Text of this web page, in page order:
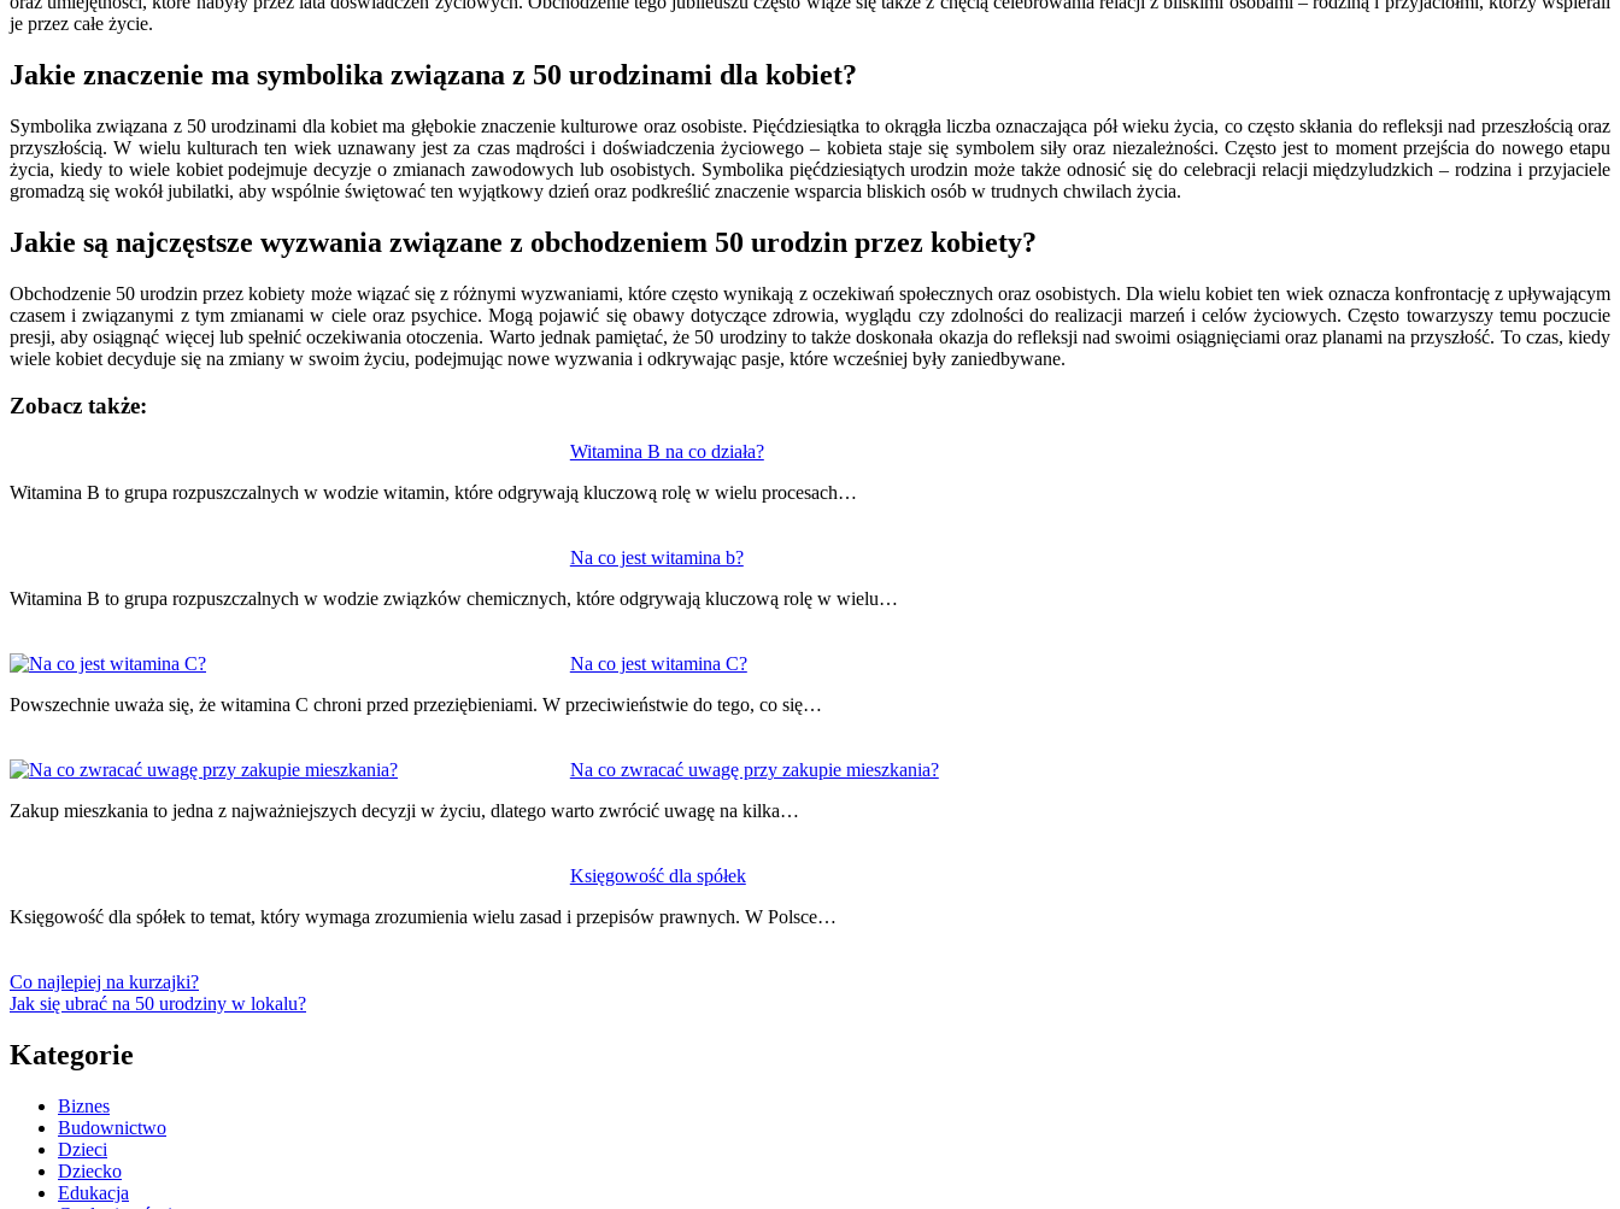
je przez całe życie.
Jakie znaczenie ma symbolika związana z 50 urodzinami dla kobiet?
Symbolika związana z 50 urodzinami dla kobiet ma głębokie znaczenie kulturowe oraz osobiste. Pięćdziesiątka to okrągła liczba oznaczająca pół wieku życia, co często skłania do refleksji nad przeszłością oraz
przyszłością. W wielu kulturach ten wiek uznawany jest za czas mądrości i doświadczenia życiowego – kobieta staje się symbolem siły oraz niezależności. Często jest to moment przejścia do nowego etapu
życia, kiedy to wiele kobiet podejmuje decyzje o zmianach zawodowych lub osobistych. Symbolika pięćdziesiątych urodzin może także odnosić się do celebracji relacji międzyludzkich – rodzina i przyjaciele
gromadzą się wokół jubilatki, aby wspólnie świętować ten wyjątkowy dzień oraz podkreślić znaczenie wsparcia bliskich osób w trudnych chwilach życia.
Jakie są najczęstsze wyzwania związane z obchodzeniem 50 urodzin przez kobiety?
Obchodzenie 50 urodzin przez kobiety może wiązać się z różnymi wyzwaniami, które często wynikają z oczekiwań społecznych oraz osobistych. Dla wielu kobiet ten wiek oznacza konfrontację z upływającym
czasem i związanymi z tym zmianami w ciele oraz psychice. Mogą pojawić się obawy dotyczące zdrowia, wyglądu czy zdolności do realizacji marzeń i celów życiowych. Często towarzyszy temu poczucie
presji, aby osiągnąć więcej lub spełnić oczekiwania otoczenia. Warto jednak pamiętać, że 50 urodziny to także doskonała okazja do refleksji nad swoimi osiągnięciami oraz planami na przyszłość. To czas, kiedy
wiele kobiet decyduje się na zmiany w swoim życiu, podejmując nowe wyzwania i odkrywając pasje, które wcześniej były zaniedbywane.
Zobacz także:
Witamina B na co działa?
Witamina B to grupa rozpuszczalnych w wodzie witamin, które odgrywają kluczową rolę w wielu procesach…
Na co jest witamina b?
Witamina B to grupa rozpuszczalnych w wodzie związków chemicznych, które odgrywają kluczową rolę w wielu…
Na co jest witamina C?
Powszechnie uważa się, że witamina C chroni przed przeziębieniami. W przeciwieństwie do tego, co się…
Na co zwracać uwagę przy zakupie mieszkania?
Zakup mieszkania to jedna z najważniejszych decyzji w życiu, dlatego warto zwrócić uwagę na kilka…
Księgowość dla spółek
Księgowość dla spółek to temat, który wymaga zrozumienia wielu zasad i przepisów prawnych. W Polsce…
wpisu
Co najlepiej na kurzajki?
Jak się ubrać na 50 urodziny w lokalu?
Kategorie
Biznes
Budownictwo
Dzieci
Dziecko
Edukacja